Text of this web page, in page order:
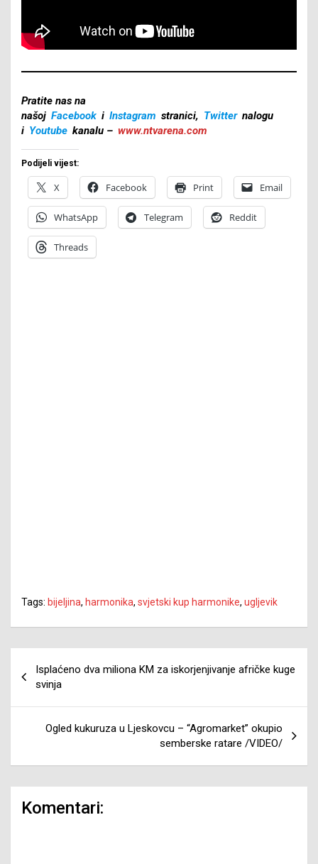
Pratite nas na
našoj Facebook i Instagram stranici, Twitter nalogu
i Youtube kanalu – www.ntvarena.com
Podijeli vijest:
X Facebook Print Email
WhatsApp Telegram Reddit
Threads
Tags: bijeljina, harmonika, svjetski kup harmonike, ugljevik
članaka
Isplaćeno dva miliona KM za iskorjenjivanje afričke kuge
svinja
Ogled kukuruza u Ljeskovcu – “Agromarket” okupio
semberske ratare /VIDEO/
Komentari: